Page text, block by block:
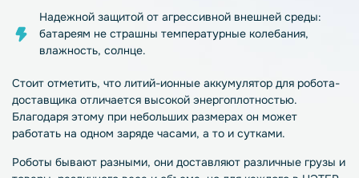
Надежной защитой от агрессивной внешней среды:
батареям не страшны температурные колебания,
влажность, солнце.
Стоит отметить, что литий-ионные аккумулятор для робота-
доставщика отличается высокой энергоплотностью.
Благодаря этому при небольших размерах он может
работать на одном заряде часами, а то и сутками.
Роботы бывают разными, они доставляют различные грузы и